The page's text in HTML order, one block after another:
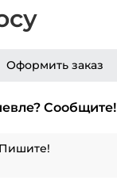
Оформить заказ
Сообщите!